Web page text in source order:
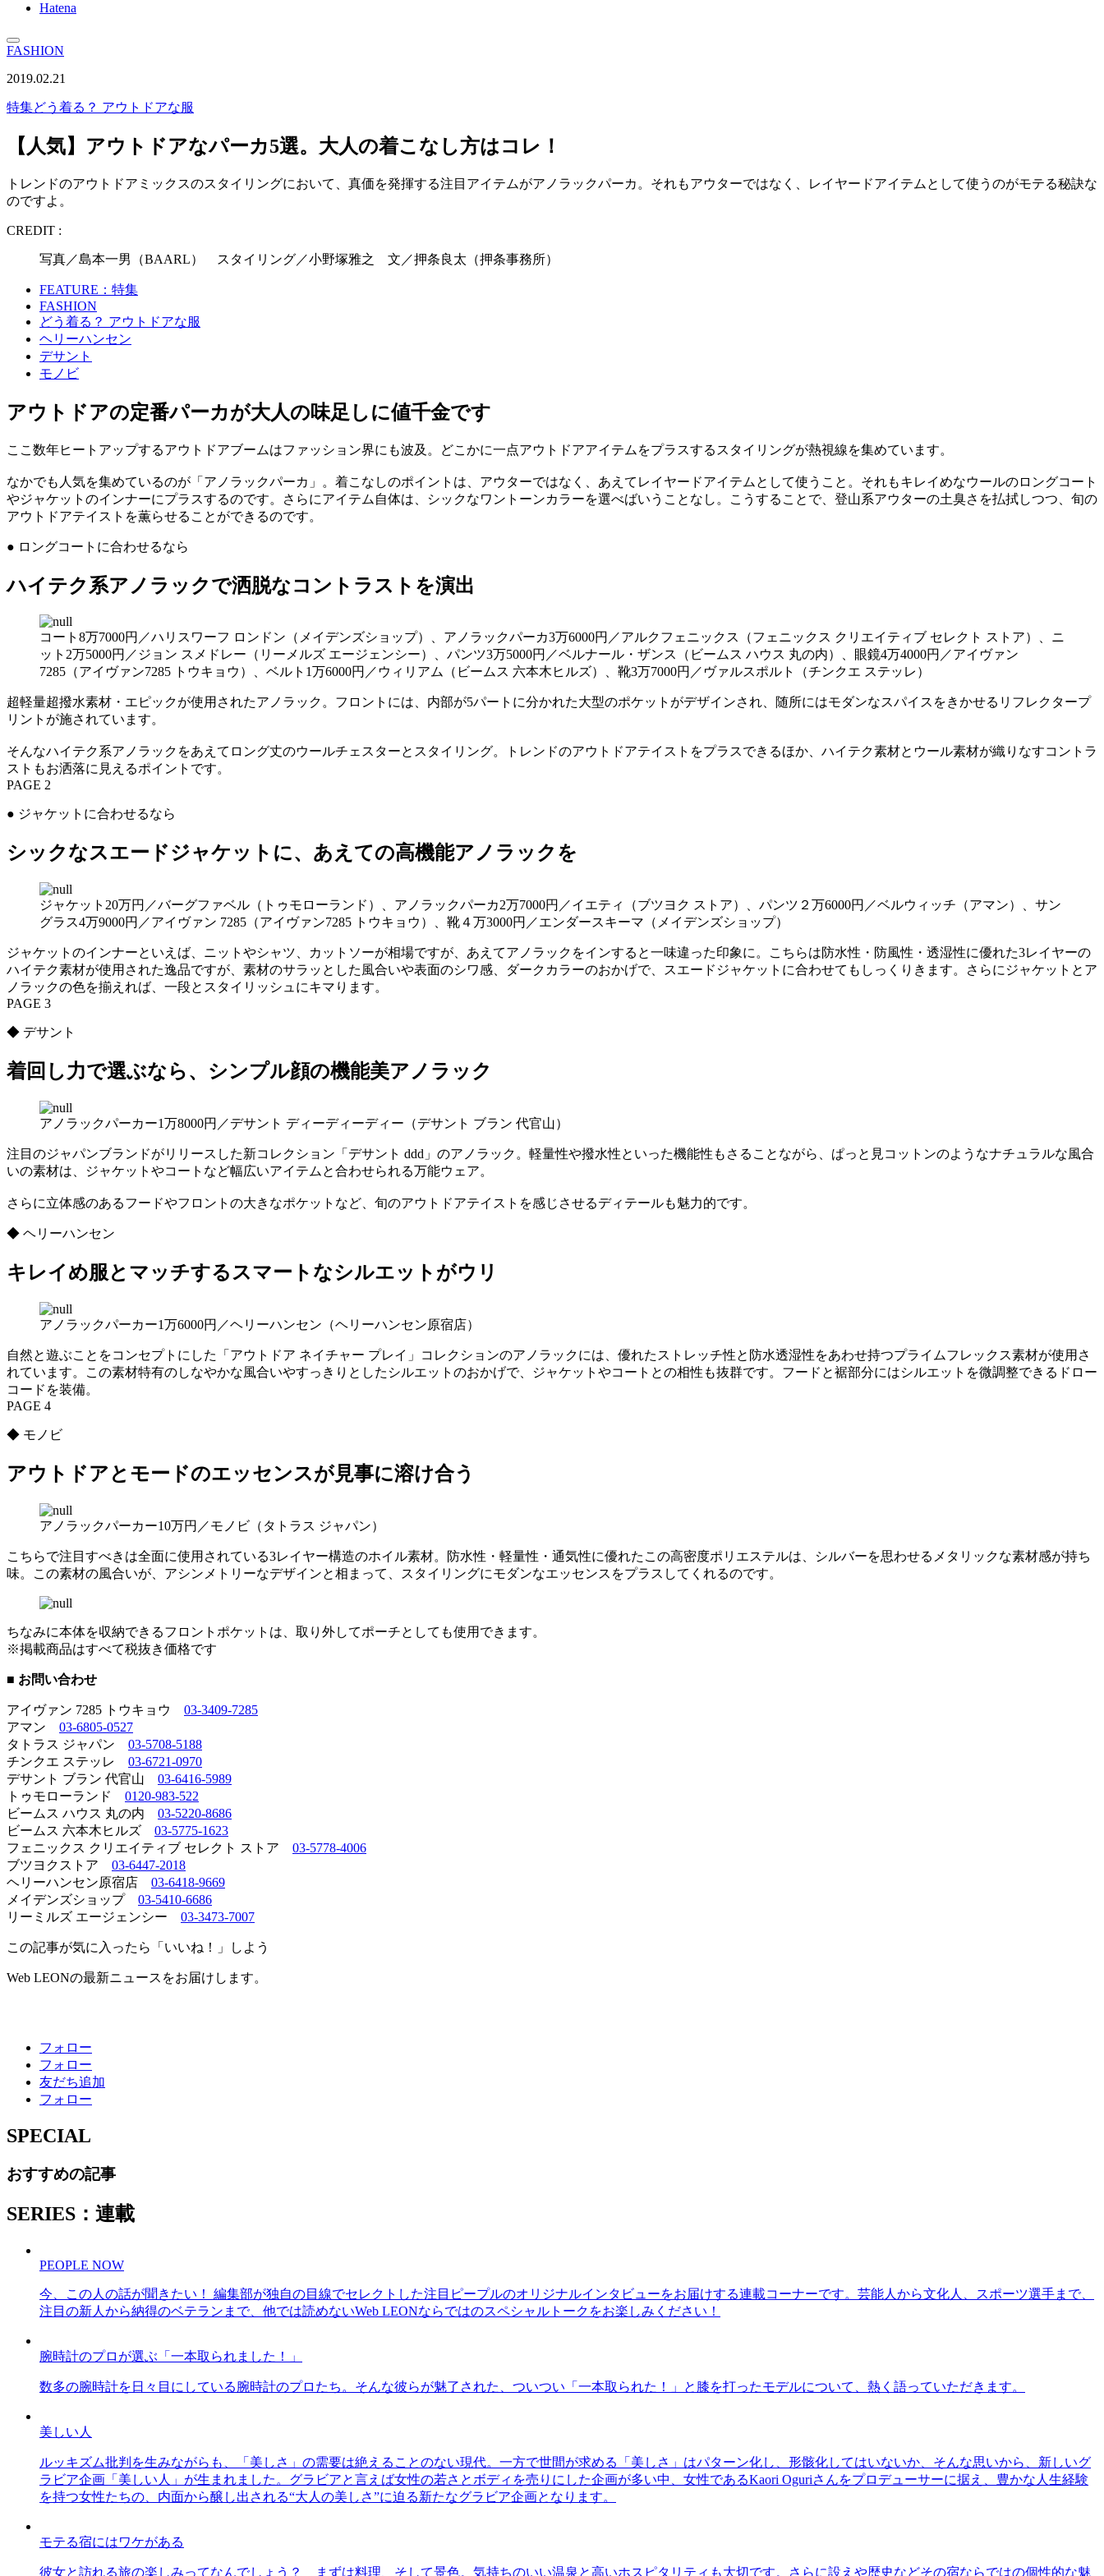
Hatena
FASHION
2019.02.21
特集どう着る？ アウトドアな服
【人気】アウトドアなパーカ5選。大人の着こなし方はコレ！
トレンドのアウトドアミックスのスタイリングにおいて、真価を発揮する注目アイテムがアノラックパーカ。それもアウターではなく、レイヤードアイテムとして使うのがモテる秘訣な
のですよ。
CREDIT :
写真／島本一男（BAARL） スタイリング／小野塚雅之 文／押条良太（押条事務所）
FEATURE：特集
FASHION
どう着る？ アウトドアな服
ヘリーハンセン
デサント
モノビ
アウトドアの定番パーカが大人の味足しに値千金です
ここ数年ヒートアップするアウトドアブームはファッション界にも波及。どこかに一点アウトドアアイテムをプラスするスタイリングが熱視線を集めています。
なかでも人気を集めているのが「アノラックパーカ」。着こなしのポイントは、アウターではなく、あえてレイヤードアイテムとして使うこと。それもキレイめなウールのロングコート
やジャケットのインナーにプラスするのです。さらにアイテム自体は、シックなワントーンカラーを選べばいうことなし。こうすることで、登山系アウターの土臭さを払拭しつつ、旬の
アウトドアテイストを薫らせることができるのです。
● ロングコートに合わせるなら
ハイテク系アノラックで洒脱なコントラストを演出
コート8万7000円／ハリスワーフ ロンドン（メイデンズショップ）、アノラックパーカ3万6000円／アルクフェニックス（フェニックス クリエイティブ セレクト ストア）、ニ
ット2万5000円／ジョン スメドレー（リーメルズ エージェンシー）、パンツ3万5000円／ベルナール・ザンス（ビームス ハウス 丸の内）、眼鏡4万4000円／アイヴァン
7285（アイヴァン7285 トウキョウ）、ベルト1万6000円／ウィリアム（ビームス 六本木ヒルズ）、靴3万7000円／ヴァルスポルト（チンクエ ステッレ）
超軽量超撥水素材・エピックが使用されたアノラック。フロントには、内部が5パートに分かれた大型のポケットがデザインされ、随所にはモダンなスパイスをきかせるリフレクタープ
リントが施されています。
そんなハイテク系アノラックをあえてロング丈のウールチェスターとスタイリング。トレンドのアウトドアテイストをプラスできるほか、ハイテク素材とウール素材が織りなすコントラ
ストもお洒落に見えるポイントです。
PAGE 2
● ジャケットに合わせるなら
シックなスエードジャケットに、あえての高機能アノラックを
ジャケット20万円／バーグファベル（トゥモローランド）、アノラックパーカ2万7000円／イエティ（ブツヨク ストア）、パンツ２万6000円／ベルウィッチ（アマン）、サン
グラス4万9000円／アイヴァン 7285（アイヴァン7285 トウキョウ）、靴４万3000円／エンダースキーマ（メイデンズショップ）
ジャケットのインナーといえば、ニットやシャツ、カットソーが相場ですが、あえてアノラックをインすると一味違った印象に。こちらは防水性・防風性・透湿性に優れた3レイヤーの
ハイテク素材が使用された逸品ですが、素材のサラッとした風合いや表面のシワ感、ダークカラーのおかげで、スエードジャケットに合わせてもしっくりきます。さらにジャケットとア
ノラックの色を揃えれば、一段とスタイリッシュにキマります。
PAGE 3
◆ デサント
着回し力で選ぶなら、シンプル顔の機能美アノラック
アノラックパーカー1万8000円／デサント ディーディーディー（デサント ブラン 代官山）
注目のジャパンブランドがリリースした新コレクション「デサント ddd」のアノラック。軽量性や撥水性といった機能性もさることながら、ぱっと見コットンのようなナチュラルな風合
いの素材は、ジャケットやコートなど幅広いアイテムと合わせられる万能ウェア。
さらに立体感のあるフードやフロントの大きなポケットなど、旬のアウトドアテイストを感じさせるディテールも魅力的です。
◆ ヘリーハンセン
キレイめ服とマッチするスマートなシルエットがウリ
アノラックパーカー1万6000円／ヘリーハンセン（ヘリーハンセン原宿店）
自然と遊ぶことをコンセプトにした「アウトドア ネイチャー プレイ」コレクションのアノラックには、優れたストレッチ性と防水透湿性をあわせ持つプライムフレックス素材が使用さ
れています。この素材特有のしなやかな風合いやすっきりとしたシルエットのおかげで、ジャケットやコートとの相性も抜群です。フードと裾部分にはシルエットを微調整できるドロー
コードを装備。
PAGE 4
◆ モノビ
アウトドアとモードのエッセンスが見事に溶け合う
アノラックパーカー10万円／モノビ（タトラス ジャパン）
こちらで注目すべきは全面に使用されている3レイヤー構造のホイル素材。防水性・軽量性・通気性に優れたこの高密度ポリエステルは、シルバーを思わせるメタリックな素材感が持ち
味。この素材の風合いが、アシンメトリーなデザインと相まって、スタイリングにモダンなエッセンスをプラスしてくれるのです。
ちなみに本体を収納できるフロントポケットは、取り外してポーチとしても使用できます。
※掲載商品はすべて税抜き価格です
■ お問い合わせ
アイヴァン 7285 トウキョウ 03-3409-7285
アマン 03-6805-0527
タトラス ジャパン 03-5708-5188
チンクエ ステッレ 03-6721-0970
デサント ブラン 代官山 03-6416-5989
トゥモローランド 0120-983-522
ビームス ハウス 丸の内 03-5220-8686
ビームス 六本木ヒルズ 03-5775-1623
フェニックス クリエイティブ セレクト ストア 03-5778-4006
ブツヨクストア 03-6447-2018
ヘリーハンセン原宿店 03-6418-9669
メイデンズショップ 03-5410-6686
リーミルズ エージェンシー 03-3473-7007
この記事が気に入ったら「いいね！」しよう
Web LEONの最新ニュースをお届けします。
フォロー
フォロー
友だち追加
フォロー
SPECIAL
おすすめの記事
SERIES：連載
PEOPLE NOW
今、この人の話が聞きたい！ 編集部が独自の目線でセレクトした注目ピープルのオリジナルインタビューをお届けする連載コーナーです。芸能人から文化人、スポーツ選手まで、
注目の新人から納得のベテランまで、他では読めないWeb LEONならではのスペシャルトークをお楽しみください！
腕時計のプロが選ぶ「一本取られました！」
数多の腕時計を日々目にしている腕時計のプロたち。そんな彼らが魅了された、ついつい「一本取られた！」と膝を打ったモデルについて、熱く語っていただきます。
美しい人
ルッキズム批判を生みながらも、「美しさ」の需要は絶えることのない現代。一方で世間が求める「美しさ」はパターン化し、形骸化してはいないか、そんな思いから、新しいグ
ラビア企画「美しい人」が生まれました。グラビアと言えば女性の若さとボディを売りにした企画が多い中、女性であるKaori Oguriさんをプロデューサーに据え、豊かな人生経験
を持つ女性たちの、内面から醸し出される“大人の美しさ”に迫る新たなグラビア企画となります。
モテる宿にはワケがある
彼女と訪れる旅の楽しみってなんでしょう？ まずは料理、そして景色。気持ちのいい温泉と高いホスピタリティも大切です。さらに設えや歴史などその宿ならではの個性的な魅